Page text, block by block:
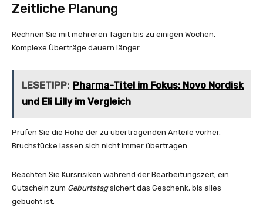
Zeitliche Planung
Rechnen Sie mit mehreren Tagen bis zu einigen Wochen.
Komplexe Überträge dauern länger.
LESETIPP: Pharma-Titel im Fokus: Novo Nordisk
und Eli Lilly im Vergleich
Prüfen Sie die Höhe der zu übertragenden Anteile vorher.
Bruchstücke lassen sich nicht immer übertragen.
Beachten Sie Kursrisiken während der Bearbeitungszeit; ein
Gutschein zum Geburtstagsichert das Geschenk, bis alles
gebucht ist.